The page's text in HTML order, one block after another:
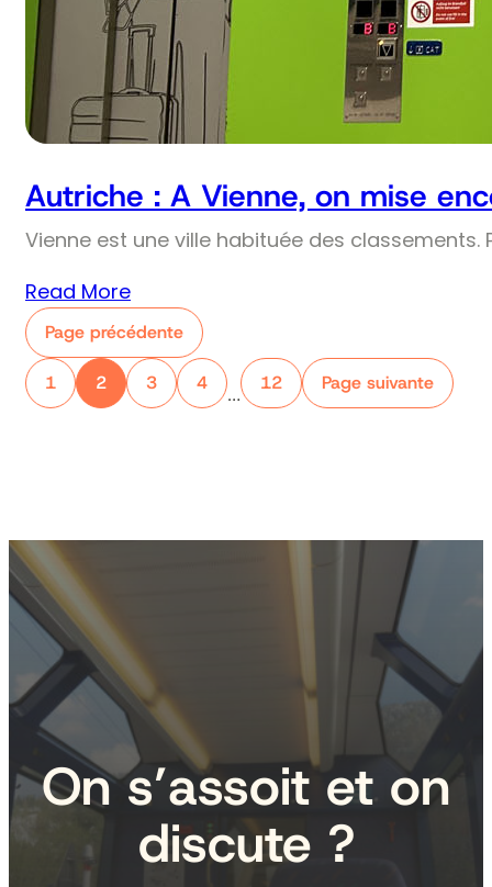
Autriche : A Vienne, on mise
Vienne est une ville habituée des
Read More
Page précédente
1 2 3 4
…
12 Page suivante
On s’assoit et on
discute ?